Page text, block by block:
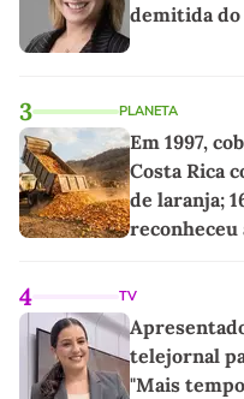
demitida do
3 PLANETA
Em 1997,
Costa Rica
de laranja;
reconheceu
4 TV
telejornal
"Mais